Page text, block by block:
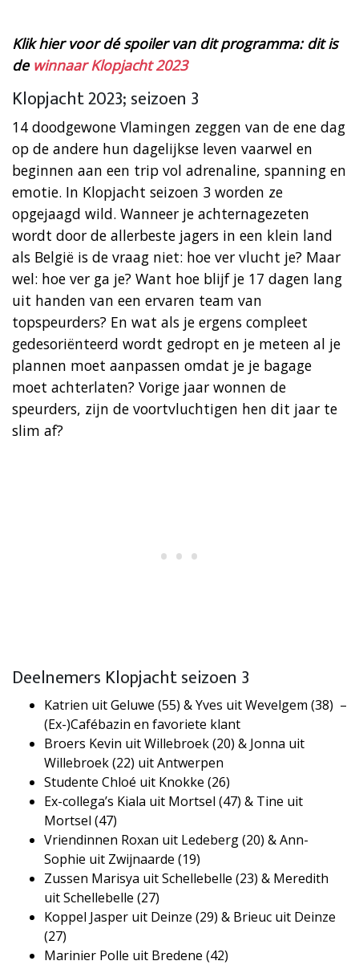
Klik hier voor dé spoiler van dit programma: dit is
de winnaar Klopjacht 2023
Klopjacht 2023; seizoen 3
14 doodgewone Vlamingen zeggen van de ene dag
op de andere hun dagelijkse leven vaarwel en
beginnen aan een trip vol adrenaline, spanning en
emotie. In Klopjacht seizoen 3 worden ze
opgejaagd wild. Wanneer je achternagezeten
wordt door de allerbeste jagers in een klein land
als België is de vraag niet: hoe ver vlucht je? Maar
wel: hoe ver ga je? Want hoe blijf je 17 dagen lang
uit handen van een ervaren team van
topspeurders? En wat als je ergens compleet
gedesoriënteerd wordt gedropt en je meteen al je
plannen moet aanpassen omdat je je bagage
moet achterlaten? Vorige jaar wonnen de
speurders, zijn de voortvluchtigen hen dit jaar te
slim af?
Deelnemers Klopjacht seizoen 3
Katrien uit Geluwe (55) & Yves uit Wevelgem (38) –
​(Ex-)Cafébazin en favoriete klant
Broers Kevin uit Willebroek (20) & Jonna uit
Willebroek (22) uit Antwerpen
Studente Chloé uit Knokke (26)
Ex-collega’s Kiala uit Mortsel (47) & Tine uit
Mortsel (47)
Vriendinnen Roxan uit Ledeberg (20) & Ann-
Sophie uit Zwijnaarde (19)
Zussen Marisya uit Schellebelle (23) & Meredith
uit Schellebelle (27)
Koppel Jasper uit Deinze (29) & Brieuc uit Deinze
(27)
Marinier Polle uit Bredene (42)